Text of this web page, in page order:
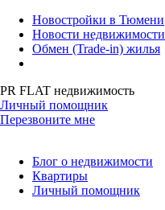
Новостройки в Тюмени
Новости недвижимости
Обмен (Trade-in) жилья
PR FLAT недвижимость
Личный помощник
Перезвоните мне
Блог о недвижимости
Квартиры
Личный помощник